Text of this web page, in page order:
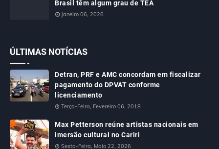
Brasil têm algum grau de TEA
Janeiro 06, 2026
ÚLTIMAS NOTÍCIAS
Detran, PRF e AMC concordam em fiscalizar
pagamento do DPVAT conforme
licenciamento
Terça-Feira, Fevereiro 06, 2018
Max Petterson reúne artistas nacionais em
imersão cultural no Cariri
Sexta-Feira, Maio 22, 2026